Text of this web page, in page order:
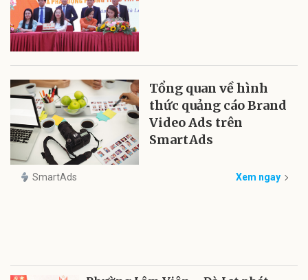
Tổng quan về hình
thức quảng cáo Brand
Video Ads trên
SmartAds
SmartAds Xem ngay